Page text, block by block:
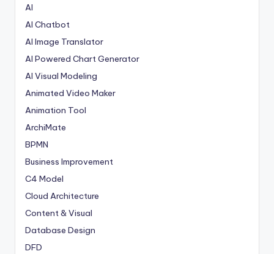
AI
AI Chatbot
AI Image Translator
AI Powered Chart Generator
AI Visual Modeling
Animated Video Maker
Animation Tool
ArchiMate
BPMN
Business Improvement
C4 Model
Cloud Architecture
Content & Visual
Database Design
DFD